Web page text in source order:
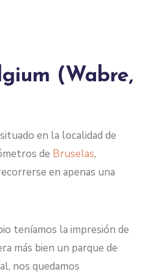
(Wabre,
en la localidad de
de Bruselas,
en apenas una
teníamos la impresión de
más bien un parque de
nos quedamos